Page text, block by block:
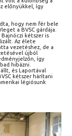
előnyükkel, így
hogy nem fér bele
a BVSC gárdája.
kétszer is
Az élete
vezetéshez, de a
újból
így
hibázni.
és Laportával
kétszer hárítani
légiósunk